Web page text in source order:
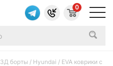
0
борты / Hyundai / EVA коврики c